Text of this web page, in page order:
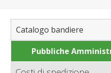
Catalogo bandiere
Bandiere del Mondo
Pubbliche